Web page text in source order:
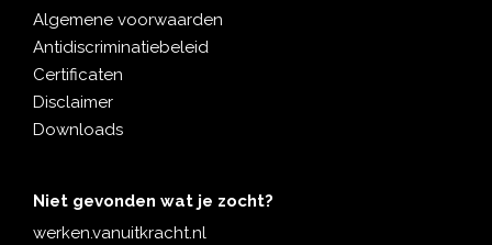
Algemene voorwaarden
Antidiscriminatiebeleid
Certificaten
Disclaimer
Downloads
Niet gevonden wat je zocht?
werken.vanuitkracht.nl